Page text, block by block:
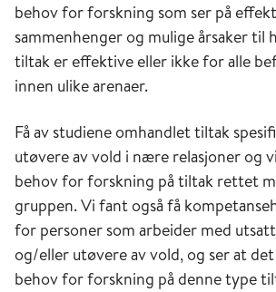
behov for forskning som ser på
sammenhenger og mulige årsaker til
tiltak er effektive eller ikke for alle
innen ulike arenaer.
Få av studiene omhandlet tiltak
utøvere av vold i nære relasjoner og
behov for forskning på tiltak rettet
gruppen. Vi fant også få
for personer som arbeider med
og/eller utøvere av vold, og ser at
behov for forskning på denne type